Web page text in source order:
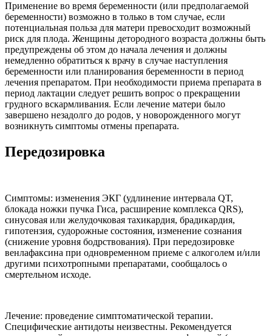
Применение во время беременности (или предполагаемой
беременности) возможно в только в том случае, если
потенциальная польза для матери превосходит возможный
риск для плода. Женщины детородного возраста должны быть
предупреждены об этом до начала лечения и должны
немедленно обратиться к врачу в случае наступления
беременности или планирования беременности в период
лечения препаратом. При необходимости приема препарата в
период лактации следует решить вопрос о прекращении
грудного вскармливания. Если лечение матери было
завершено незадолго до родов, у новорожденного могут
возникнуть симптомы отмены препарата.
Передозировка
Симптомы: изменения ЭКГ (удлинение интервала QT,
блокада ножки пучка Гиса, расширение комплекса QRS),
синусовая или желудочковая тахикардия, брадикардия,
гипотензия, судорожные состояния, изменение сознания
(снижение уровня бодрствования). При передозировке
венлафаксина при одновременном приеме с алкоголем и/или
другими психотропными препаратами, сообщалось о
смертельном исходе.
Лечение: проведение симптоматической терапии.
Специфические антидоты неизвестны. Рекомендуется